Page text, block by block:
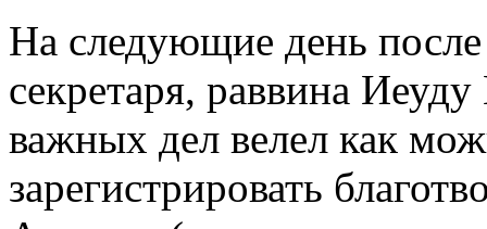
На следующие день после
секретаря, раввина
важных дел велел как
зарегистрировать